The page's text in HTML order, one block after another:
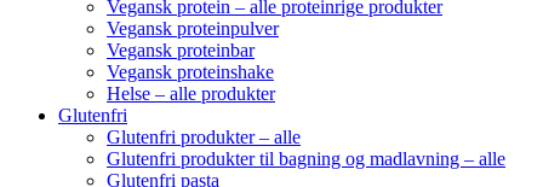
Vegansk protein – alle proteinrige produkter
Vegansk proteinpulver
Vegansk proteinbar
Vegansk proteinshake
Helse – alle produkter
Glutenfri
Glutenfri produkter – alle
Glutenfri produkter til bagning og madlavning – alle
Glutenfri pasta